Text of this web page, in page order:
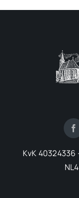
KvK 40324336